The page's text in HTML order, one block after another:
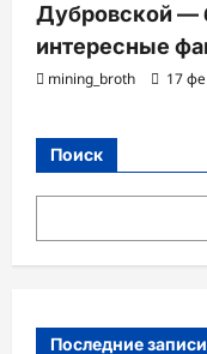
Дубровской —
интересные
mining_broth 17
Поиск
Последние записи